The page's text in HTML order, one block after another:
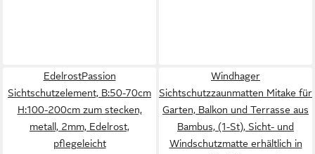
EdelrostPassion
Sichtschutzelement, B:50-70cm
H:100-200cm zum stecken,
metall, 2mm, Edelrost,
pflegeleicht
Windhager
Sichtschutzzaunmatten Mitake für
Garten, Balkon und Terrasse aus
Bambus, (1-St), Sicht- und
Windschutzmatte erhältlich in